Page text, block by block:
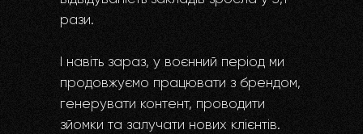
рази.
І навіть зараз, у воєнний період ми
продовжуємо працювати з брендом,
генерувати контент, проводити
зйомки та залучати нових клієнтів.